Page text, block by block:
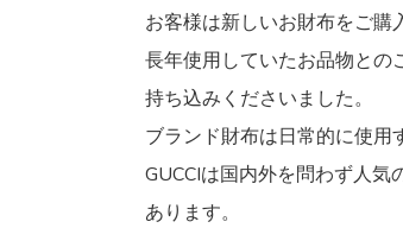
お客様は新しいお財布をご購
長年使用していたお品物との
持ち込みくださいました。
ブランド財布は日常的に使
GUCCIは国内外を問わず人
あります。